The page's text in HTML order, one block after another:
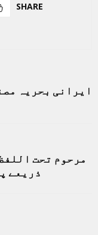
SHARE
ایرانی بحریہ
مرحوم تحت
ذریعے